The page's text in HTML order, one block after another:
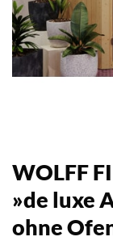
WOLFF
»de luxe
ohne